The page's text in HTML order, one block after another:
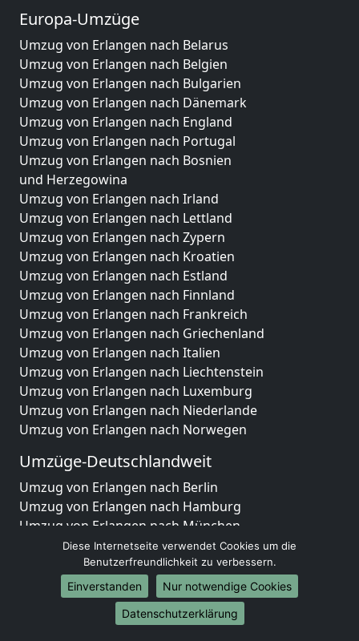
Europa-Umzüge
Umzug von Erlangen nach Belarus
Umzug von Erlangen nach Belgien
Umzug von Erlangen nach Bulgarien
Umzug von Erlangen nach Dänemark
Umzug von Erlangen nach England
Umzug von Erlangen nach Portugal
Umzug von Erlangen nach Bosnien
und Herzegowina
Umzug von Erlangen nach Irland
Umzug von Erlangen nach Lettland
Umzug von Erlangen nach Zypern
Umzug von Erlangen nach Kroatien
Umzug von Erlangen nach Estland
Umzug von Erlangen nach Finnland
Umzug von Erlangen nach Frankreich
Umzug von Erlangen nach Griechenland
Umzug von Erlangen nach Italien
Umzug von Erlangen nach Liechtenstein
Umzug von Erlangen nach Luxemburg
Umzug von Erlangen nach Niederlande
Umzug von Erlangen nach Norwegen
Umzüge-Deutschlandweit
Umzug von Erlangen nach Berlin
Umzug von Erlangen nach Hamburg
Umzug von Erlangen nach München
Umzug von Erlangen nach Köln
Umzug von Erlangen nach Frankfurt am Main
Umzug von Erlangen nach Stuttgart
Umzug von Erlangen nach Düsseldorf
Umzug von Erlangen nach Leipzig
Diese Internetseite verwendet Cookies um die
Benutzerfreundlichkeit zu verbessern.
Einverstanden
Nur notwendige Cookies
Datenschutzerklärung